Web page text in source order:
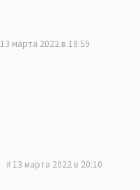
13 марта 2022 в 18:59
13 марта 2022 в 20:10